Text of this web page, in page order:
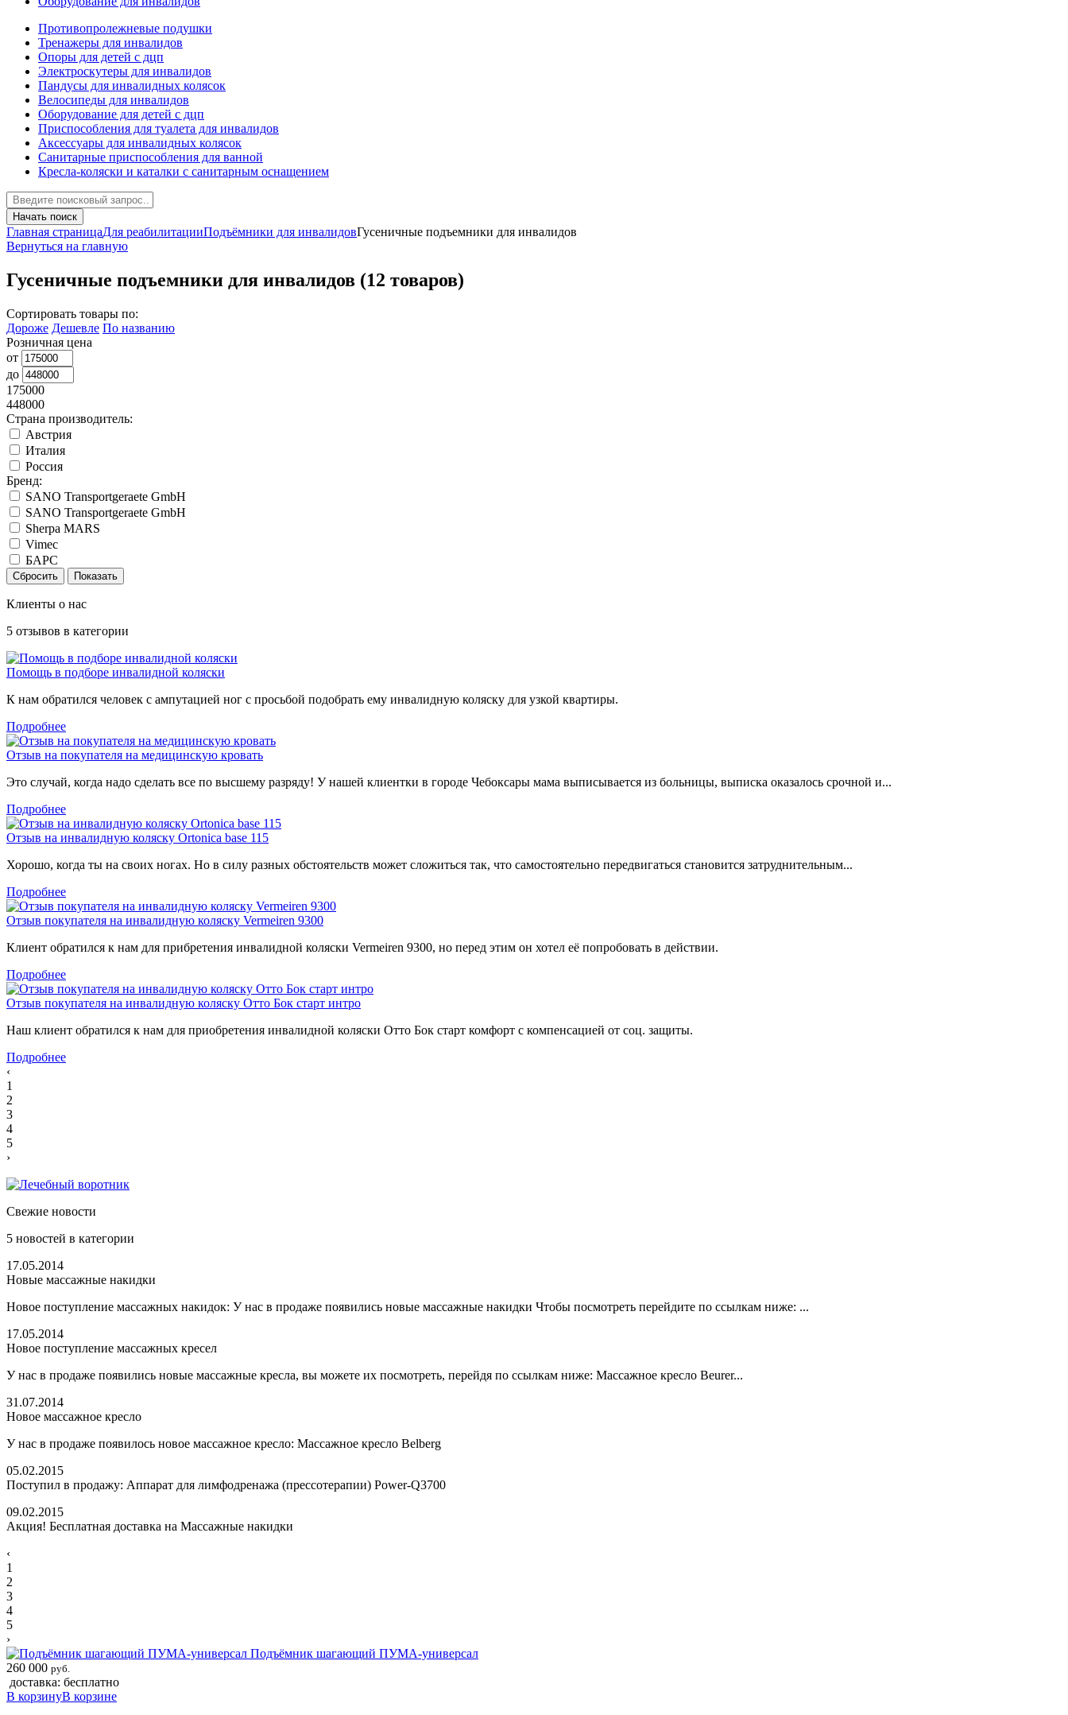
Противопролежневые подушки
Тренажеры для инвалидов
Опоры для детей с дцп
Электроскутеры для инвалидов
Пандусы для инвалидных колясок
Велосипеды для инвалидов
Оборудование для детей с дцп
Приспособления для туалета для инвалидов
Аксессуары для инвалидных колясок
Санитарные приспособления для ванной
Кресла-коляски и каталки с санитарным оснащением
Начать поиск
Главная страницаДля реабилитацииПодъёмники для инвалидовГусеничные подъемники для инвалидов
Вернуться на главную
Гусеничные подъемники для инвалидов (12 товаров)
Сортировать товары по:
Дороже Дешевле По названию
Розничная цена
от
до
175000
448000
Страна производитель:
Австрия
Италия
Россия
Бренд:
SANO Transportgeraete GmbH
SANO Transportgeraete GmbH
Sherpa MARS
Vimec
БАРС
Клиенты о нас
5 отзывов в категории
Помощь в подборе инвалидной коляски
К нам обратился человек с ампутацией ног с просьбой подобрать ему инвалидную коляску для узкой квартиры.
Подробнее
Отзыв на покупателя на медицинскую кровать
Это случай, когда надо сделать все по высшему разряду! У нашей клиентки в городе Чебоксары мама выписывается из больницы, выписка оказалось срочной и...
Подробнее
Отзыв на инвалидную коляску Ortonica base 115
Хорошо, когда ты на своих ногах. Но в силу разных обстоятельств может сложиться так, что самостоятельно передвигаться становится затруднительным...
Подробнее
Отзыв покупателя на инвалидную коляску Vermeiren 9300
Клиент обратился к нам для прибретения инвалидной коляски Vermeiren 9300, но перед этим он хотел её попробовать в действии.
Подробнее
Отзыв покупателя на инвалидную коляску Отто Бок старт интро
Наш клиент обратился к нам для приобретения инвалидной коляски Отто Бок старт комфорт с компенсацией от соц. защиты.
Подробнее
‹
1
2
3
4
5
›
Свежие новости
5 новостей в категории
17.05.2014
Новые массажные накидки
Новое поступление массажных накидок: У нас в продаже появились новые массажные накидки Чтобы посмотреть перейдите по ссылкам ниже: ...
17.05.2014
Новое поступление массажных кресел
У нас в продаже появились новые массажные кресла, вы можете их посмотреть, перейдя по ссылкам ниже: Массажное кресло Beurer...
31.07.2014
Новое массажное кресло
У нас в продаже появилось новое массажное кресло: Массажное кресло Belberg
05.02.2015
Поступил в продажу: Аппарат для лимфодренажа (прессотерапии) Power-Q3700
09.02.2015
Акция! Бесплатная доставка на Массажные накидки
‹
1
2
3
4
5
›
Подъёмник шагающий ПУМА-универсал
260 000 руб.
доставка: бесплатно
В корзинуВ корзине